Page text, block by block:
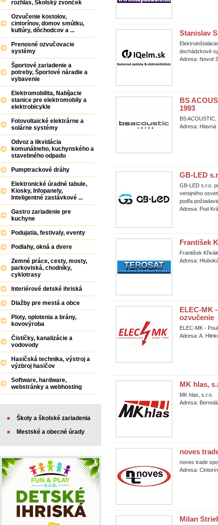
rozhlas, Školský zvonček
Ozvučenie kostolov,
cintorínov, domov smútku,
kultúry, dôchodcov a ...
Prenosné ozvučovacie
systémy
Športové zariadenie a
potreby, Športové náradie a
vybavenie
Elektromobilita, Nabíjacie
stanice pre elektromobily a
elektrobicykle
Fotovoltaické elektrárne a
solárne systémy
Odvoz a likvidácia
komunálneho, kuchynského a
stavebného odpadu
Pumptrackové dráhy
Elektronické úradné tabule,
Kiosky, Infopanely,
Inteligentné zastávkové ...
Gastro zariadenie pre
kuchyne
Podujatia, festivaly, eventy
Podlahy, okná a dvere
Zemné práce, cesty, mosty,
parkoviská, chodníky,
cyklotrasy
Interiérové detské ihriská
Dlažby pre mestá a obce
Ploty, oplotenia a brány,
kovovýroba
Čističky, kanalizácie a
vodovody
Hasičská technika, výstroj a
výzbroj hasičov
Software, hardware,
webstránky a webhosting
Školy a školské zariadenia
Mestské a obecné úrady
Stanislav
dochádzkové
Adresa: Novoť
BS
1993
BS
Adresa: Hlavná
GB-LED
GB-LED s.r.o.
verejného
podľa
Adresa: Pod
František
František
Adresa:
ELEC-MK
ozvučenie
ELEC-MK -
Adresa: A.
MK hlas,
MK hlas, s.r.o.
Adresa:
noves
noves trade
Adresa:
Milan